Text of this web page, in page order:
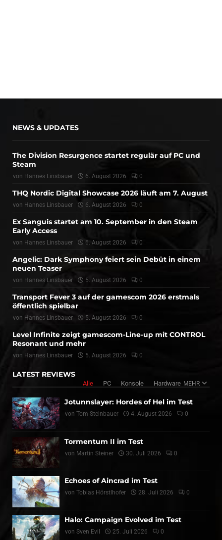
NEWS & UPDATES
The Division Resurgence startet regulär auf PC und
Steam
von Hannes Linsbauer 6. August 2026 0
THQ Nordic Digital Showcase 2026 läuft am 7. August
von Hannes Linsbauer 6. August 2026 0
Ex Sanguis startet am 10. September in den Steam
Early Access
von Hannes Linsbauer 6. August 2026 0
Angelic: Dark Symphony feiert sein Debüt in einem
neuen Teaser
von Hannes Linsbauer 5. August 2026 0
Transport Fever 3 auf der gamescom 2026 erstmals
öffentlich spielbar
von Hannes Linsbauer 5. August 2026 0
Level Infinite zeigt gamescom-Line-up mit CONTROL
Resonant und mehr
von Hannes Linsbauer 5. August 2026 0
LATEST REVIEWS
Alle PC Konsole Hardware MEHR
Jotunnslayer: Hordes of Hel im Test
von Tom Steinbauer 4. August 2026 0
Tormentum II im Test
von Martin Steiner 30. Juli 2026 0
Echoes of Aincrad im Test
von Tobias Hörstlhofer 28. Juli 2026 0
Halo: Campaign Evolved im Test
von Sven Evil 25. Juli 2026 0